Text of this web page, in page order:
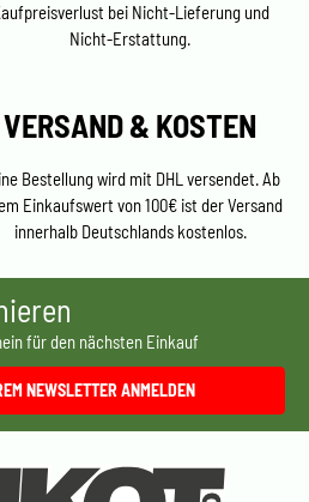
bei Nicht-Lieferung und
Nicht-Erstattung.
VERSAND & KOSTEN
Bestellung wird mit DHL versendet. Ab
Einkaufswert von 100€ ist der Versand
innerhalb Deutschlands kostenlos.
für den nächsten Einkauf
NEWSLETTER ANMELDEN